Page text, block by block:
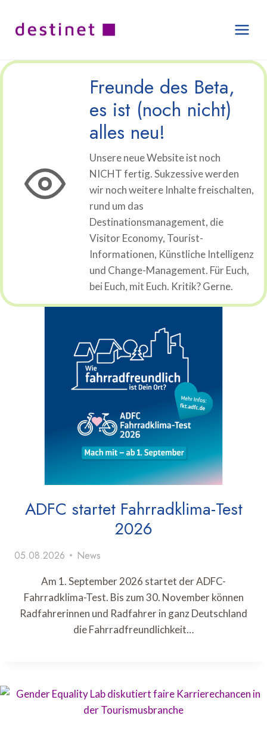
Inhalt
springen
Freunde des Beta,
es ist (noch nicht)
alles neu!
Unsere neue Website ist noch
NICHT fertig. Sukzessive werden
wir noch weitere Inhalte freischalten,
rund um das
Destinationsmanagement, die
Visitor Economy, Tourist-
Informationen, Künstliche Intelligenz
und Change-Management. Für Euch,
bei Euch, mit Euch. Kritik? Gerne.
ADFC startet Fahrradklima-Test
2026
05.08.2026 News
Am 1. September 2026 startet der ADFC-
Fahrradklima-Test. Bis zum 30. November können
Radfahrerinnen und Radfahrer in ganz Deutschland
die Fahrradfreundlichkeit…